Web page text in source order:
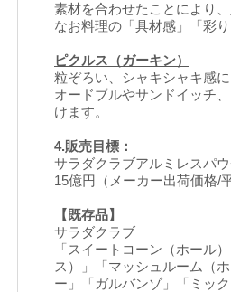
素材を合わせたことにより
なお料理の「具材感」「彩
ピクルス（ガーキン）
粒ぞろい、シャキシャキ感
オードブルやサンドイッチ
けます。
4.販売目標：
サラダクラブアルミレスパ
15億円（メーカー出荷価格/
【既存品】
サラダクラブ
「 スイートコーン（ホール）
ス）
」「 マッシュルーム（
ー 」「 ガルバンゾ 」「 ミッ